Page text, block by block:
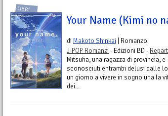
LIBRI
Your Name (Kimi no
di Makoto Shinkai | Romanzo
J-POP Romanzi - Edizioni BD -
Mitsuha, una ragazza di provincia, e
sconosciuti entrambi delusi dalle
un giorno a vivere in sogno una la
dei...